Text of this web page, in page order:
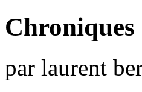
Chroniques
par laurent